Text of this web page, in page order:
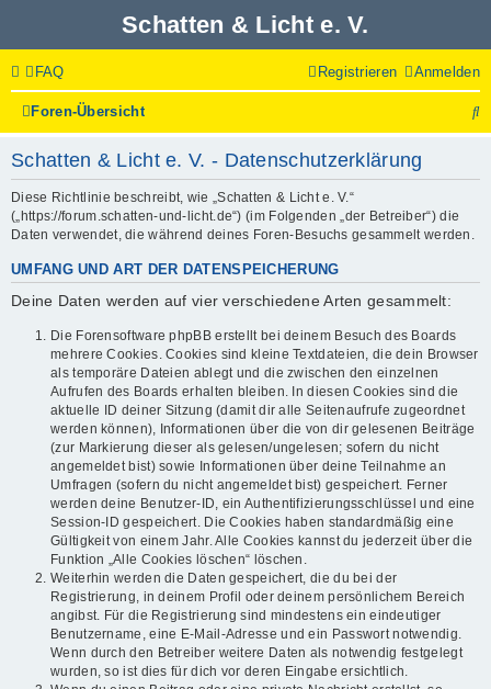
Schatten & Licht e. V.
FAQ Anmelden
Registrieren
Foren-Übersicht
S
u
Schatten & Licht e. V. - Datenschutzerklärung
Diese Richtlinie beschreibt, wie „Schatten & Licht e. V.“
(„https://forum.schatten-und-licht.de“) (im Folgenden „der Betreiber“) die
Daten verwendet, die während deines Foren-Besuchs gesammelt werden.
UMFANG UND ART DER DATENSPEICHERUNG
Deine Daten werden auf vier verschiedene Arten gesammelt:
Die Forensoftware phpBB erstellt bei deinem Besuch des Boards
mehrere Cookies. Cookies sind kleine Textdateien, die dein Browser
als temporäre Dateien ablegt und die zwischen den einzelnen
Aufrufen des Boards erhalten bleiben. In diesen Cookies sind die
aktuelle ID deiner Sitzung (damit dir alle Seitenaufrufe zugeordnet
werden können), Informationen über die von dir gelesenen Beiträge
(zur Markierung dieser als gelesen/ungelesen; sofern du nicht
angemeldet bist) sowie Informationen über deine Teilnahme an
Umfragen (sofern du nicht angemeldet bist) gespeichert. Ferner
werden deine Benutzer-ID, ein Authentifizierungsschlüssel und eine
Session-ID gespeichert. Die Cookies haben standardmäßig eine
Gültigkeit von einem Jahr. Alle Cookies kannst du jederzeit über die
Funktion „Alle Cookies löschen“ löschen.
Weiterhin werden die Daten gespeichert, die du bei der
Registrierung, in deinem Profil oder deinem persönlichem Bereich
angibst. Für die Registrierung sind mindestens ein eindeutiger
Benutzername, eine E-Mail-Adresse und ein Passwort notwendig.
Wenn durch den Betreiber weitere Daten als notwendig festgelegt
wurden, so ist dies für dich vor deren Eingabe ersichtlich.